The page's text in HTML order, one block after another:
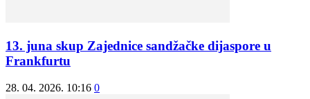
13. juna skup Zajednice sandžačke dijaspore u
Frankfurtu
28. 04. 2026. 10:16 0